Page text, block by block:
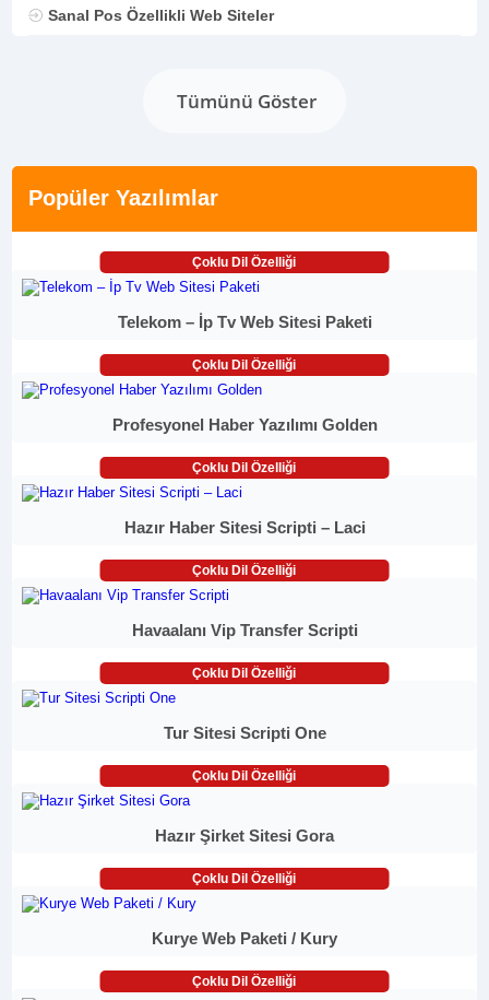
Sanal Pos Özellikli Web Siteler
Tümünü Göster
Popüler Yazılımlar
Çoklu Dil Özelliği
Telekom – İp Tv Web Sitesi Paketi
Çoklu Dil Özelliği
Profesyonel Haber Yazılımı Golden
Çoklu Dil Özelliği
Hazır Haber Sitesi Scripti – Laci
Çoklu Dil Özelliği
Havaalanı Vip Transfer Scripti
Çoklu Dil Özelliği
Tur Sitesi Scripti One
Çoklu Dil Özelliği
Hazır Şirket Sitesi Gora
Çoklu Dil Özelliği
Kurye Web Paketi / Kury
Çoklu Dil Özelliği